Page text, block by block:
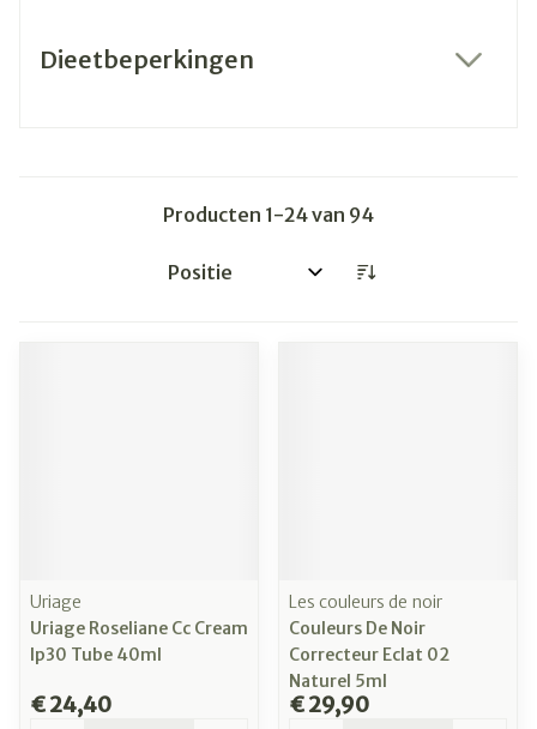
Dieetbeperkingen
Producten 1-24van 94
Sorteer op:
Uriage
Uriage Roseliane Cc Cream
Ip30 Tube 40ml
€ 24,40
Les couleurs de noir
Couleurs De Noir
Correcteur Eclat 02
Naturel 5ml
€ 29,90